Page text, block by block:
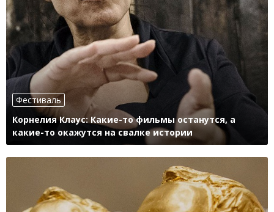
Фестиваль
Корнелия Клаус: Какие-то фильмы останутся, а
какие-то окажутся на свалке истории